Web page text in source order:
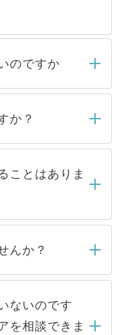
のですか
弊社担当者がご
メールもしくは
はご連絡をせて
くお待ちくださ
か？
っている求人の
らご覧いただ
。非公開求人は
には公開してい
気のある医療機
募が殺到する場
に合った人材の
るケースが増え
ことはありま
は一切ありませ
内定をいただい
せん。内定先へ
ートナーが行い
んか？
はありませんの
イトからの登録
の個人情報は、
ないのです
を相談できま